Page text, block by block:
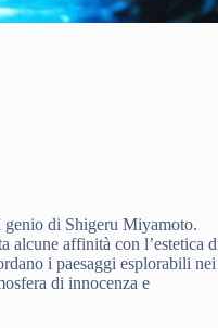
genio di Shigeru Miyamoto.
alcune affinità con l’estetica
i paesaggi esplorabili nei
di innocenza e